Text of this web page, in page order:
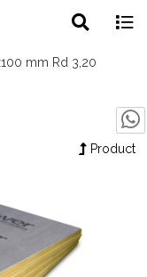
search
mm Rd 3,20
Product